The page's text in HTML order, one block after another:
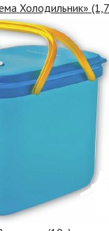
Холодильник»